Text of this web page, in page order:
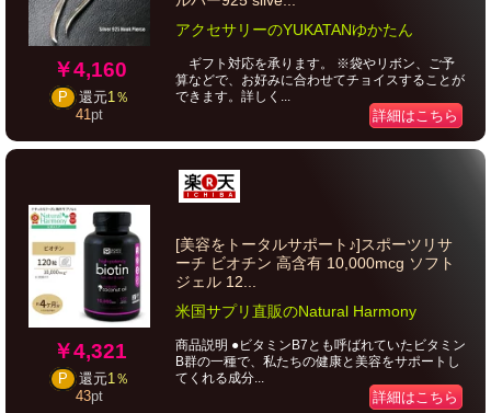
￥4,160
P 還元1％
41 pt
アクセサリーのYUKATANゆかたん
ギフト対応を承ります。 ※袋やリボン、ご予
算などで、お好みに合わせてチョイスすることが
できます。詳しく...
詳細はこちら
￥4,321
P 還元1％
43pt
[美容をトータルサポート♪]スポーツリサ
ーチ ビオチン 高含有 10,000mcg ソフト
ジェル 12...
米国サプリ直販のNatural Harmony
商品説明 ●ビタミンB7とも呼ばれていたビタミン
B群の一種で、私たちの健康と美容をサポートし
てくれる成分...
詳細はこちら